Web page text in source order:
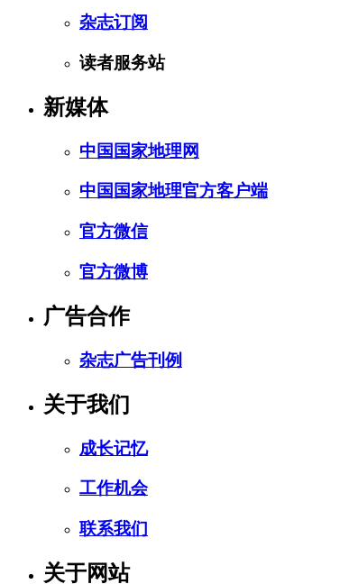
杂志订阅
读者服务站
新媒体
中国国家地理网
中国国家地理官方客户端
官方微信
官方微博
广告合作
杂志广告刊例
关于我们
成长记忆
工作机会
联系我们
关于网站